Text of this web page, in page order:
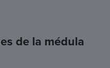
de la médula